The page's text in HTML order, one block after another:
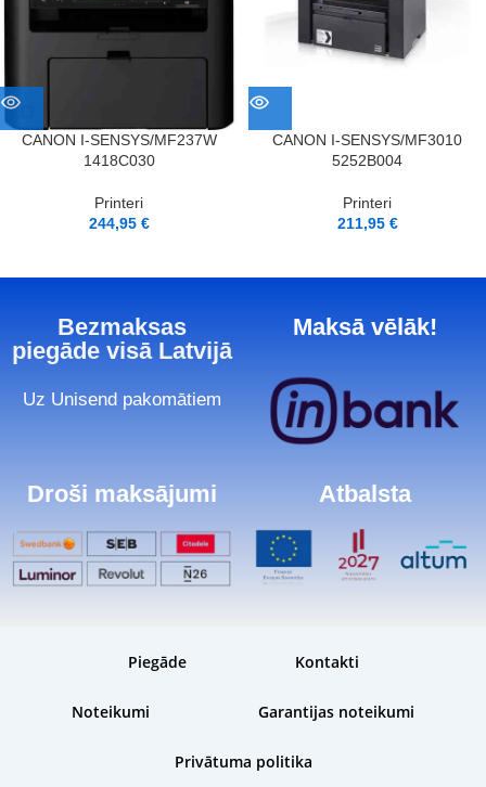
CANON I-SENSYS/MF237W
1418C030
Printeri
244,95 €
CANON I-SENSYS/MF3010
5252B004
Printeri
211,95 €
Bezmaksas
piegāde visā Latvijā
Uz Unisend pakomātiem
Maksā vēlāk!
Droši maksājumi Atbalsta
Piegāde Kontakti
Noteikumi Garantijas noteikumi
Privātuma politika